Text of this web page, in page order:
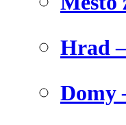
Hrad
Domy